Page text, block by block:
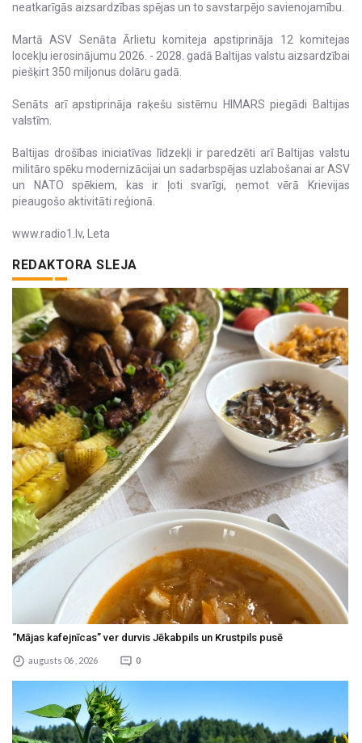
neatkarīgās aizsardzības spējas un to savstarpējo savienojamību.
Martā ASV Senāta Ārlietu komiteja apstiprināja 12 komitejas
locekļu ierosinājumu 2026. - 2028. gadā Baltijas valstu aizsardzībai
piešķirt 350 miljonus dolāru gadā.
Senāts arī apstiprināja raķešu sistēmu HIMARS piegādi Baltijas
valstīm.
Baltijas drošības iniciatīvas līdzekļi ir paredzēti arī Baltijas valstu
militāro spēku modernizācijai un sadarbspējas uzlabošanai ar ASV
un NATO spēkiem, kas ir ļoti svarīgi, ņemot vērā Krievijas
pieaugošo aktivitāti reģionā.
www.radio1.lv, Leta
REDAKTORA SLEJA
“Mājas kafejnīcas” ver durvis Jēkabpils un Krustpils pusē
augusts 06 , 2026 0